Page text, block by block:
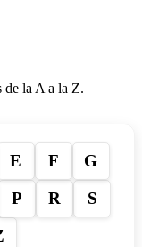
de la A a la Z.
E F
G
P R
S